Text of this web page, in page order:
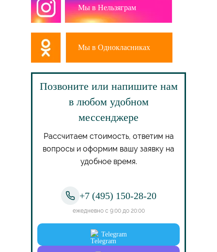
Мы в Нельзяграм
Мы в Однокласниках
Позвоните или напишите нам
в любом удобном
мессенджере
Рассчитаем стоимость, ответим на
вопросы и оформим вашу заявку на
удобное время.
+7 (495) 150-28-20
ежедневно с 9:00 до 20:00
Telegram